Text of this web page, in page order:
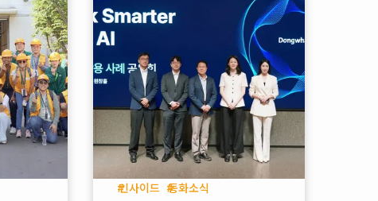
인사이드 동화소식